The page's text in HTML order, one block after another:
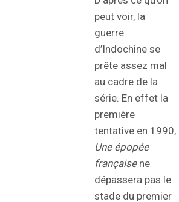
peut voir, la
guerre
d’Indochine se
prête assez mal
au cadre de la
série. En effet la
première
tentative en 1990,
Une épopée
françaisene
dépassera pas le
stade du premier